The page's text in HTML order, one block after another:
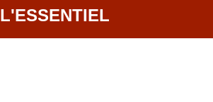
L'ESSENTIEL